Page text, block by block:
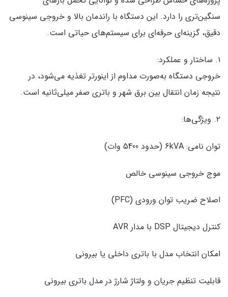
سنگین‌تری را دارد. این دستگاه با راندمان بالا و خروجی سینوسی
دقیق، گزینه‌ای حرفه‌ای برای سیستم‌های حیاتی است.
۱. ساختار و عملکرد:
خروجی دستگاه به‌صورت مداوم از اینورتر تغذیه می‌شود، در
نتیجه زمان انتقال بین برق شهر و باتری صفر میلی‌ثانیه است.
۲. ویژگی‌ها:
توان نامی: 6kVA (حدود 5400 وات)
موج خروجی سینوسی خالص
اصلاح ضریب توان ورودی (PFC)
کنترل دیجیتال DSP با مدار AVR
امکان انتخاب مدل با باتری داخلی یا بیرونی
قابلیت تنظیم جریان و ولتاژ شارژ در مدل باتری بیرونی